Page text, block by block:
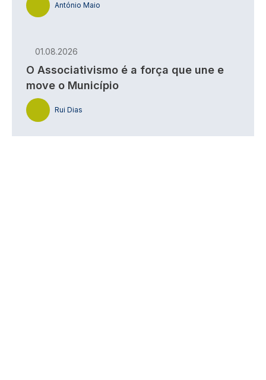
António Maio
01.08.2026
O Associativismo é a força que une e
move o Município
Rui Dias